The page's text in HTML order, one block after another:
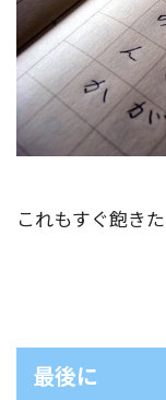
これもすぐ飽き
最後に